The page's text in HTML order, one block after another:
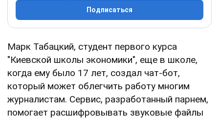
Подписаться
Марк Табацкий, студент первого курса
"Киевской школы экономики", еще в школе,
когда ему было 17 лет, создал чат-бот,
который может облегчить работу многим
журналистам. Сервис, разработанный парнем,
помогает расшифровывать звуковые файлы